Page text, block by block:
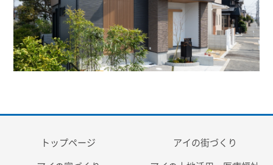
トップページ アイの街づくり